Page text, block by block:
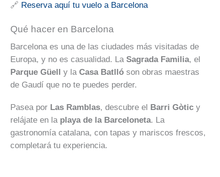
🔗 Reserva aquí tu vuelo a Barcelona
Qué hacer en Barcelona
Barcelona es una de las ciudades más visitadas de
Europa, y no es casualidad. La Sagrada Familia, el
Parque Güell y la Casa Batlló son obras maestras
de Gaudí que no te puedes perder.
Pasea por Las Ramblas, descubre el Barri Gòtic y
relájate en la playa de la Barceloneta. La
gastronomía catalana, con tapas y mariscos frescos,
completará tu experiencia.